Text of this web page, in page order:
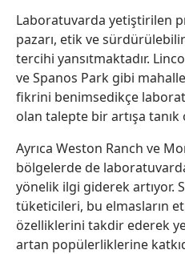
Laboratuvarda yetiştirilen
pazarı, etik ve
tercihi yansıtmaktadır.
ve Spanos Park gibi
fikrini benimsedikçe
olan talepte bir artışa tanık
Ayrıca Weston Ranch ve
bölgelerde de
yönelik ilgi giderek artıyor.
tüketicileri, bu elmasların
özelliklerini takdir ederek
artan popülerliklerine